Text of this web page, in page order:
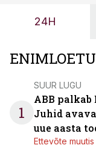
24H
1
SUUR LUGU
ABB
Juhid
uue aasta
Ettevõte